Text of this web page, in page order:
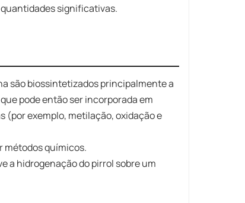
significativas.
são biossintetizados principalmente a
pode então ser incorporada em
exemplo, metilação, oxidação e
métodos químicos.
a hidrogenação do pirrol sobre um